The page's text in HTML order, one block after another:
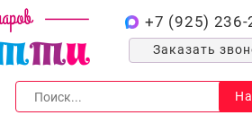
+7 (925) 236-
Заказать